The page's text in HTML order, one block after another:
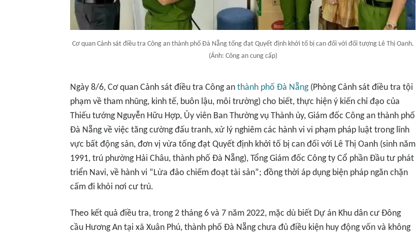
Cơ quan Cảnh sát điều tra Công an thành phố Đà Nẵng tống đạt Quyết định khởi tố bị can đối với đối tượng Lê Thị Oanh.
(Ảnh: Công an cung cấp)
Ngày 8/6, Cơ quan Cảnh sát điều tra Công an thành phố Đà Nẵng(Phòng Cảnh sát điều tra tội
phạm về tham nhũng, kinh tế, buôn lậu, môi trường) cho biết, thực hiện ý kiến chỉ đạo của
Thiếu tướng Nguyễn Hữu Hợp, Ủy viên Ban Thường vụ Thành ủy, Giám đốc Công an thành phố
Đà Nẵng về việc tăng cường đấu tranh, xử lý nghiêm các hành vi vi phạm pháp luật trong lĩnh
vực bất động sản, đơn vị vừa tống đạt Quyết định khởi tố bị can đối với Lê Thị Oanh (sinh năm
1991, trú phường Hải Châu, thành phố Đà Nẵng), Tổng Giám đốc Công ty Cổ phần Đầu tư phát
triển Navi, về hành vi “Lừa đảo chiếm đoạt tài sản”; đồng thời áp dụng biện pháp ngăn chặn
cấm đi khỏi nơi cư trú.
Theo kết quả điều tra, trong 2 tháng 6 và 7 năm 2022, mặc dù biết Dự án Khu dân cư Đông
cầu Hương An tại xã Xuân Phú, thành phố Đà Nẵng chưa đủ điều kiện huy động vốn và không